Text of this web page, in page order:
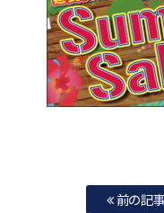
前の記